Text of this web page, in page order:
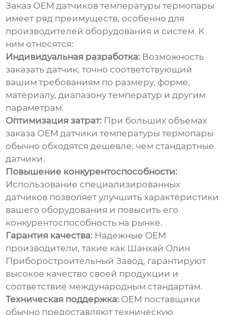
Заказ OEM датчиков температуры термопары
имеет ряд преимуществ, особенно для
производителей оборудования и систем. К
ним относятся:
Индивидуальная разработка: Возможность
заказать датчик, точно соответствующий
вашим требованиям по размеру, форме,
материалу, диапазону температур и другим
параметрам.
Оптимизация затрат: При больших объемах
заказа OEM датчики температуры термопары
обычно обходятся дешевле, чем стандартные
датчики.
Повышение конкурентоспособности:
Использование специализированных
датчиков позволяет улучшить характеристики
вашего оборудования и повысить его
конкурентоспособность на рынке.
Гарантия качества: Надежные OEM
производители, такие как Шанхай Олин
Приборостроительный Завод, гарантируют
высокое качество своей продукции и
соответствие международным стандартам.
Техническая поддержка: OEM поставщики
обычно предоставляют техническую